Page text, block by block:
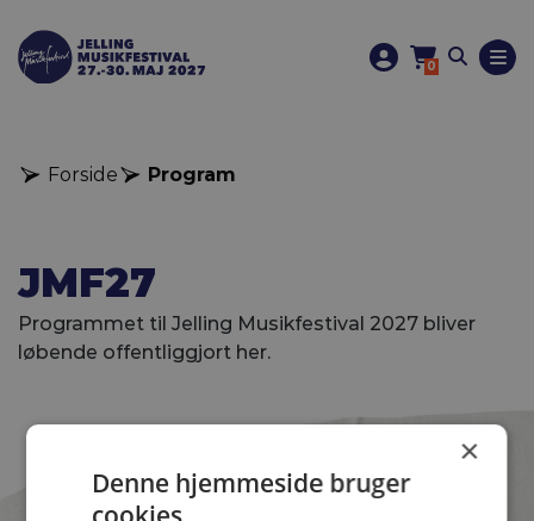
0
Program
Forside
JMF27
Programmet til Jelling Musikfestival 2027 bliver
løbende offentliggjort her.
×
Denne hjemmeside bruger